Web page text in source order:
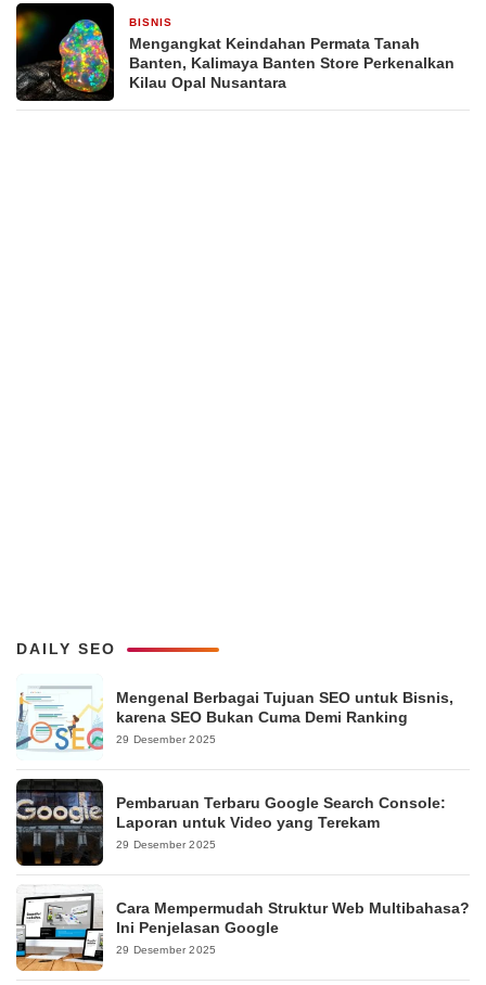
BISNIS
Mengangkat Keindahan Permata Tanah
Banten, Kalimaya Banten Store Perkenalkan
Kilau Opal Nusantara
DAILY SEO
Mengenal Berbagai Tujuan SEO untuk Bisnis,
karena SEO Bukan Cuma Demi Ranking
29 Desember 2025
Pembaruan Terbaru Google Search Console:
Laporan untuk Video yang Terekam
29 Desember 2025
Cara Mempermudah Struktur Web Multibahasa?
Ini Penjelasan Google
29 Desember 2025